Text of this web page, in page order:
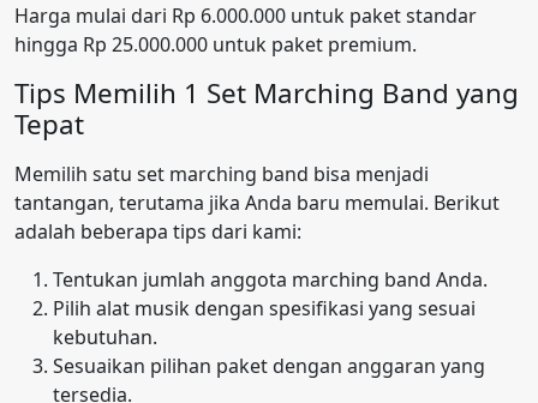
Harga mulai dari Rp 6.000.000 untuk paket standar
hingga Rp 25.000.000 untuk paket premium.
Tips Memilih 1 Set Marching Band yang
Tepat
Memilih satu set marching band bisa menjadi
tantangan, terutama jika Anda baru memulai. Berikut
adalah beberapa tips dari kami:
Tentukan jumlah anggota marching band Anda.
Pilih alat musik dengan spesifikasi yang sesuai
kebutuhan.
Sesuaikan pilihan paket dengan anggaran yang
tersedia.